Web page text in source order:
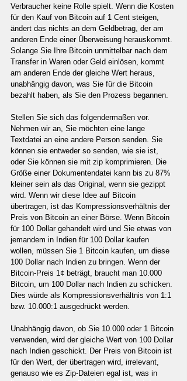
Verbraucher keine Rolle spielt. Wenn die Kosten
für den Kauf von Bitcoin auf 1 Cent steigen,
ändert das nichts an dem Geldbetrag, der am
anderen Ende einer Überweisung herauskommt.
Solange Sie Ihre Bitcoin unmittelbar nach dem
Transfer in Waren oder Geld einlösen, kommt
am anderen Ende der gleiche Wert heraus,
unabhängig davon, was Sie für die Bitcoin
bezahlt haben, als Sie den Prozess begannen.
Stellen Sie sich das folgendermaßen vor.
Nehmen wir an, Sie möchten eine lange
Textdatei an eine andere Person senden. Sie
können sie entweder so senden, wie sie ist,
oder Sie können sie mit zip komprimieren. Die
Größe einer Dokumentendatei kann bis zu 87%
kleiner sein als das Original, wenn sie gezippt
wird. Wenn wir diese Idee auf Bitcoin
übertragen, ist das Kompressionsverhältnis der
Preis von Bitcoin an einer Börse. Wenn Bitcoin
für 100 Dollar gehandelt wird und Sie etwas von
jemandem in Indien für 100 Dollar kaufen
wollen, müssen Sie 1 Bitcoin kaufen, um diese
100 Dollar nach Indien zu bringen. Wenn der
Bitcoin-Preis 1¢ beträgt, braucht man 10.000
Bitcoin, um 100 Dollar nach Indien zu schicken.
Dies würde als Kompressionsverhältnis von 1:1
bzw. 10.000:1 ausgedrückt werden.
Unabhängig davon, ob Sie 10.000 oder 1 Bitcoin
verwenden, wird der gleiche Wert von 100 Dollar
nach Indien geschickt. Der Preis von Bitcoin ist
für den Wert, der übertragen wird, irrelevant,
genauso wie es Zip-Dateien egal ist, was in